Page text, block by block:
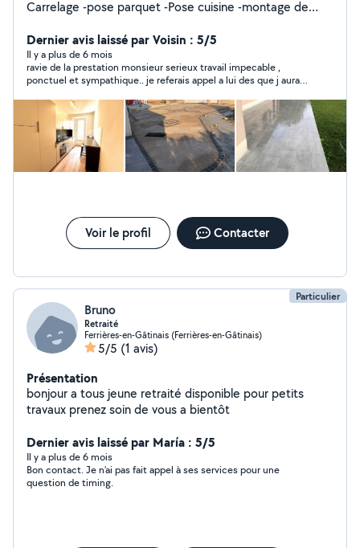
Carrelage -pose parquet -Pose cuisine -montage de
propre et soigné Si urgent Appelez-moi au 06-99-86-13-
00 je suis ouvert à toutes discussions P.S si je vous mets
un j'aime , vous me voyez connecter et je ne vous
réponds pas ou je vous ajoute en favori c'est que je ne
peux plus répondre à vos messages, parce qu'on est
limite à 4 msg nous les particuliers merci à vous
Dernier avis laissé par Voisin : 5/5
Il y a plus de 6 mois
ravie de la prestation monsieur serieux travail impecable ,
ponctuel et sympathique.. je referais appel a lui des que j aurais
Voir le profil Contacter
Particulier
Bruno
Retraité
Ferrières-en-Gâtinais (Ferrières-en-Gâtinais)
5/5 (1 avis)
Présentation
bonjour a tous jeune retraité disponible pour petits
travaux prenez soin de vous a bientôt
Dernier avis laissé par María : 5/5
Il y a plus de 6 mois
Bon contact. Je n’ai pas fait appel à ses services pour une
question de timing.